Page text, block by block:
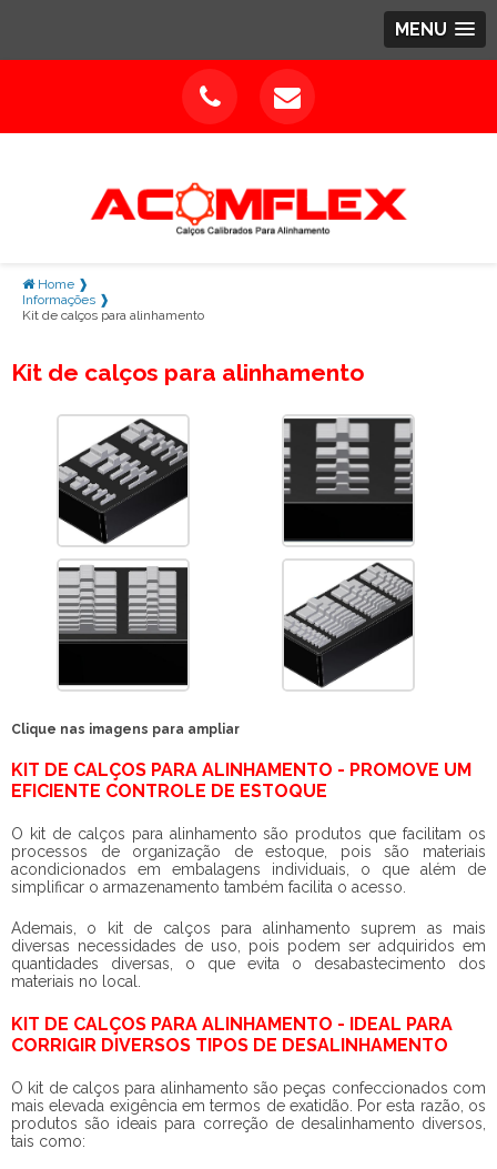
MENU
Home ❱
Informações ❱
Kit de calços para alinhamento
Kit de calços para alinhamento
Clique nas imagens para ampliar
KIT DE CALÇOS PARA ALINHAMENTO - PROMOVE UM
EFICIENTE CONTROLE DE ESTOQUE
O kit de calços para alinhamento são produtos que facilitam os
processos de organização de estoque, pois são materiais
acondicionados em embalagens individuais, o que além de
simplificar o armazenamento também facilita o acesso.
Ademais, o kit de calços para alinhamento suprem as mais
diversas necessidades de uso, pois podem ser adquiridos em
quantidades diversas, o que evita o desabastecimento dos
materiais no local.
KIT DE CALÇOS PARA ALINHAMENTO - IDEAL PARA
CORRIGIR DIVERSOS TIPOS DE DESALINHAMENTO
O kit de calços para alinhamento são peças confeccionados com
mais elevada exigência em termos de exatidão. Por esta razão, os
produtos são ideais para correção de desalinhamento diversos,
tais como: